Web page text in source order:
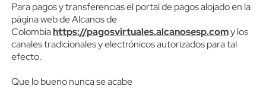
Para pagos y transferencias el portal de pagos alojado en la
página web de Alcanos de
Colombiahttps://pagosvirtuales.alcanosesp.comy los
canales tradicionales y electrónicos autorizados para tal
efecto.
Que lo bueno nunca se acabe